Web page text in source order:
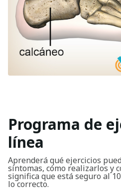
Programa de
línea
Aprenderá qué ejercicios
síntomas, cómo realizarlos y
significa que está seguro al
lo correcto.